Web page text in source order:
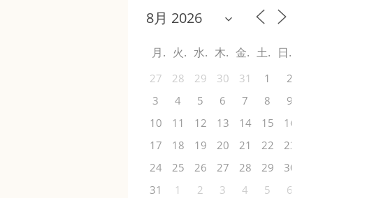
月 火 水 木 金 土 日
27 28 29 30 31 1
2
3
4 5 6 7 8
9
10
11 12 13 14 15
16
17
18 19 20 21 22
23
24
25 26 27 28 29
30
31
1 2 3 4 5 6